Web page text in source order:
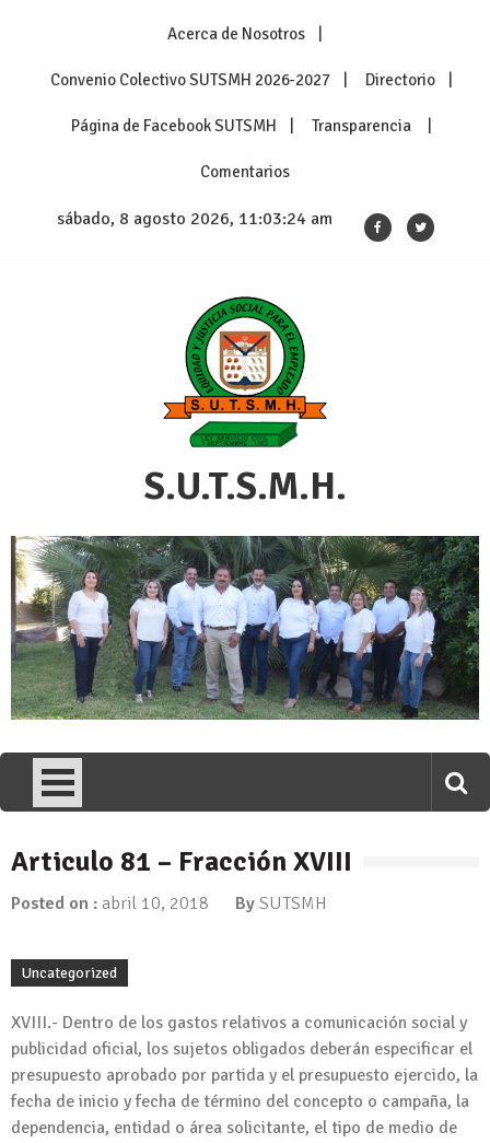
Acerca de Nosotros
Convenio Colectivo SUTSMH 2026-2027 Directorio
Página de Facebook SUTSMH Transparencia
Comentarios
sábado, 8 agosto 2026, 11:03:24 am
S.U.T.S.M.H.
Articulo 81 – Fracción XVIII
Posted on : abril 10, 2018 By SUTSMH
Uncategorized
XVIII.- Dentro de los gastos relativos a comunicación social y
publicidad oficial, los sujetos obligados deberán especificar el
presupuesto aprobado por partida y el presupuesto ejercido, la
fecha de inicio y fecha de término del concepto o campaña, la
dependencia, entidad o área solicitante, el tipo de medio de